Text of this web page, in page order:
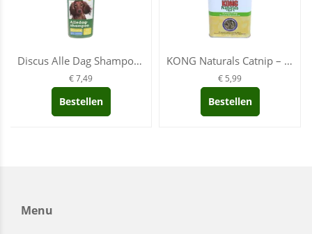
Discus Alle Dag Shampoo ...
€ 7,49
Bestellen
KONG Naturals Catnip – P...
€ 5,99
Bestellen
Menu